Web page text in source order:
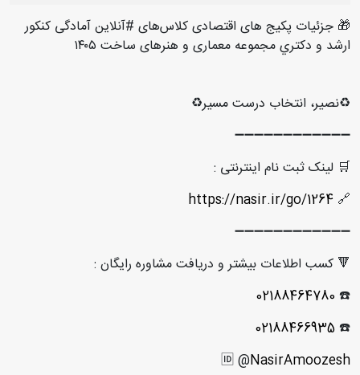
🎁 جزئیات پکیج های اقتصادی کلاس‌های #آنلاین آمادگی کنکور
ارشد و دكتري مجموعه معماری و هنرهای ساخت ۱۴۰۵
♻️نصیر، انتخاب درست مسیر♻️
➖➖➖➖➖➖➖➖➖➖➖➖
🛒 لینک ثبت نام اینترنتی :
🔗
https://nasir.ir/go/1264
➖➖➖➖➖➖➖➖➖➖➖➖
🔻 کسب اطلاعات بیشتر و دریافت مشاوره رایگان :
☎️
02188464780
☎️
02188466935
🆔 @NasirAmoozesh